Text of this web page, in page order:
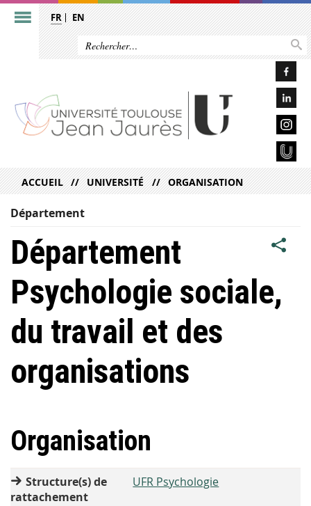
FR EN
ACCUEIL UNIVERSITÉ ORGANISATION
Département
Département
Psychologie sociale,
du travail et des
organisations
Organisation
Structure(s) de
rattachement
UFR Psychologie